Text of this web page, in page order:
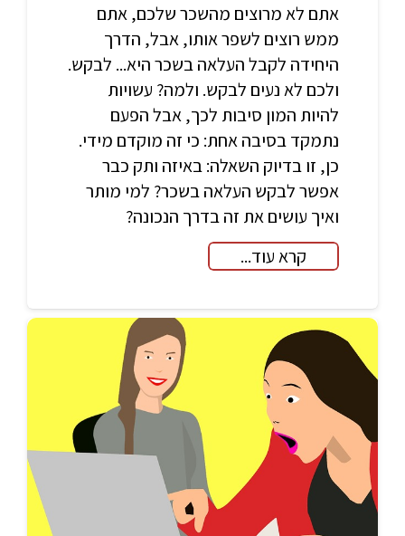
אתם לא מרוצים מהשכר שלכם, אתם
ממש רוצים לשפר אותו, אבל, הדרך
היחידה לקבל העלאה בשכר היא... לבקש.
ולכם לא נעים לבקש. ולמה? עשויות
להיות המון סיבות לכך, אבל הפעם
נתמקד בסיבה אחת: כי זה מוקדם מידי.
כן, זו בדיוק השאלה: באיזה ותק כבר
אפשר לבקש העלאה בשכר? למי מותר
ואיך עושים את זה בדרך הנכונה?
קרא עוד...